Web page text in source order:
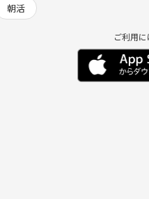
朝活
ご利用